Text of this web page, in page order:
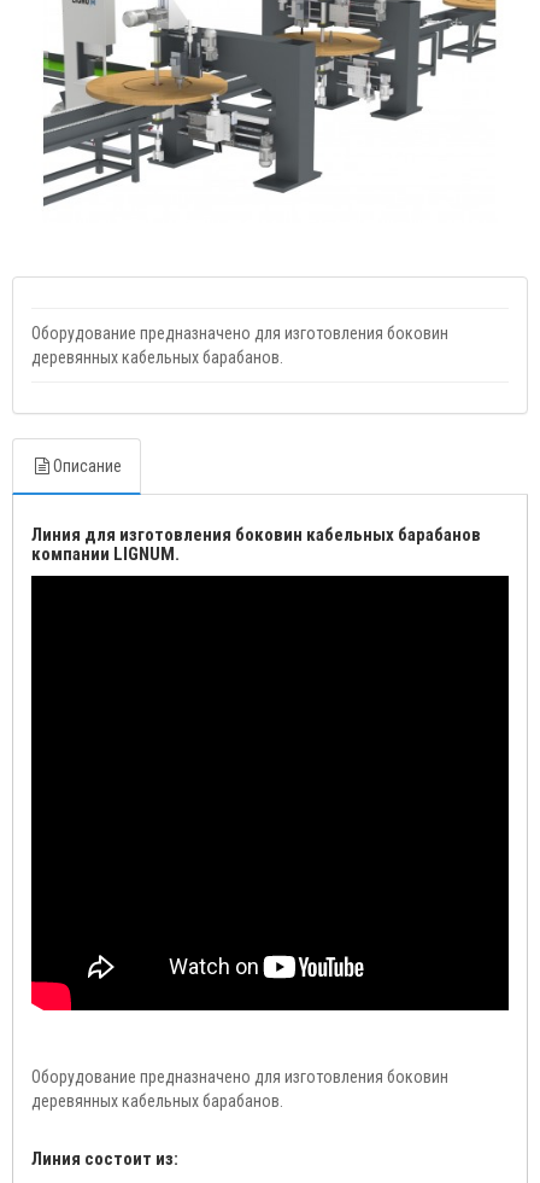
Оборудование предназначено для изготовления боковин
деревянных кабельных барабанов.
Описание
Линия для изготовления боковин кабельных барабанов
компании LIGNUM.
Оборудование предназначено для изготовления боковин
деревянных кабельных барабанов.
Линия состоит из: